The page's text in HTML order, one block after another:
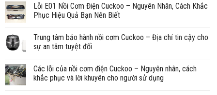
Lỗi E01 Nồi Cơm Điện Cuckoo – Nguyên Nhân, Cách Khắc
Phục Hiệu Quả Bạn Nên Biết
Trung tâm bảo hành nồi cơm Cuckoo – Địa chỉ tin cậy cho
sự an tâm tuyệt đối
Các lỗi của nồi cơm điện Cuckoo – Nguyên nhân, cách
khắc phục và lời khuyên cho người sử dụng